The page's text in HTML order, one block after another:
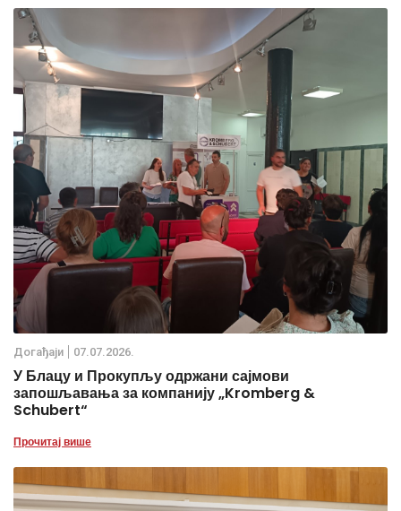
Дoгађаjи 07.07.2026.
У Блацу и Прокупљу одржани сајмови
запошљавања за компанију „Kromberg &
Schubert“
Прочитај више